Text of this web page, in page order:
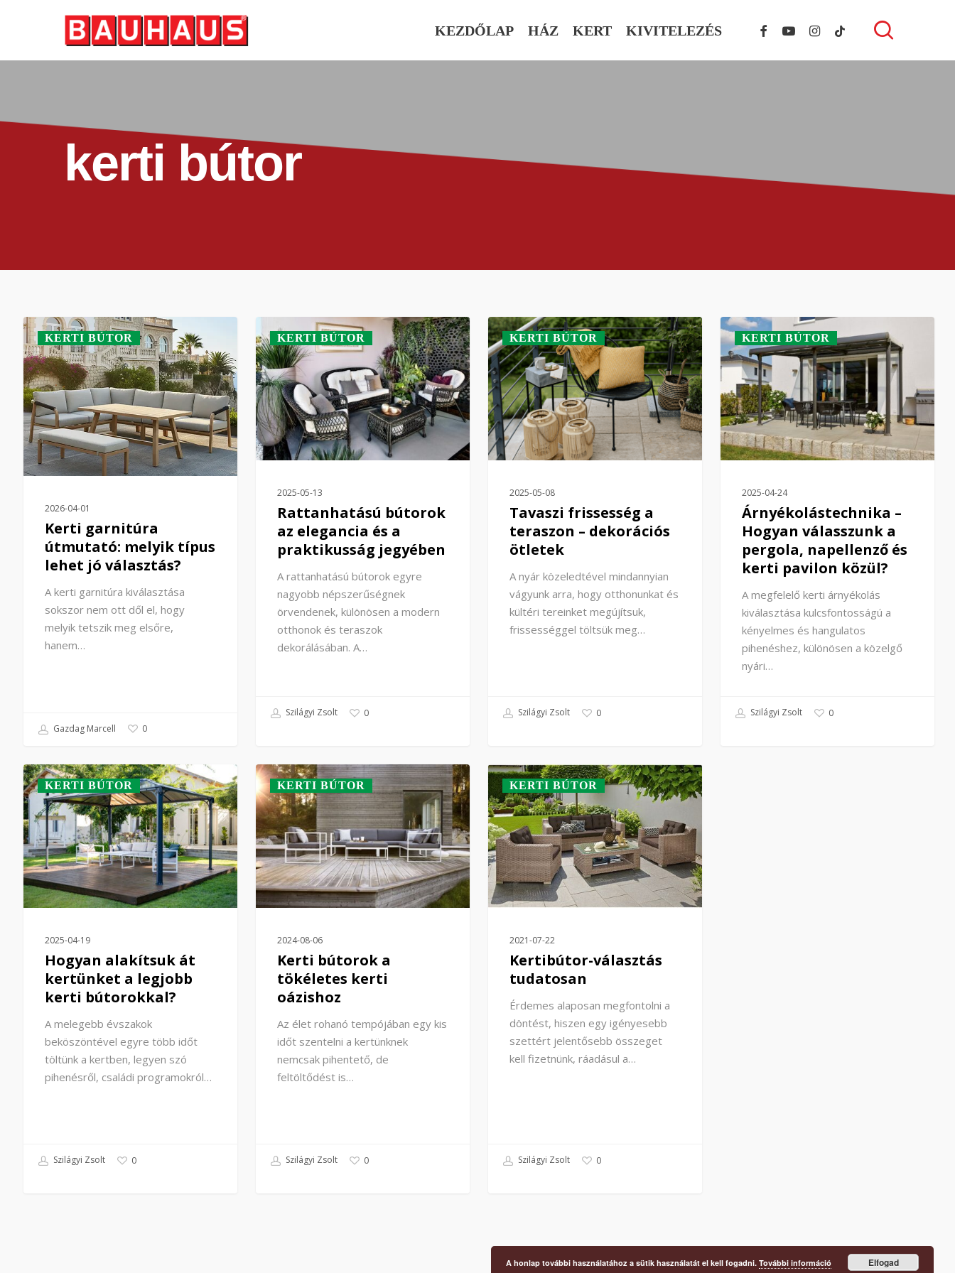
KEZDŐLAP HÁZ KERT KIVITELEZÉS FACEBOOK
YOUTUBE
INSTAGRAM
TIKTOK search
kerti bútor
KERTI BÚTOR
2026-04-01
Kerti garnitúra
útmutató: melyik típus
lehet jó választás?
A kerti garnitúra kiválasztása
sokszor nem ott dől el, hogy
melyik tetszik meg elsőre,
hanem…
Gazdag Marcell 0
KERTI BÚTOR
2025-05-13
Rattanhatású bútorok
az elegancia és a
praktikusság jegyében
A rattanhatású bútorok egyre
nagyobb népszerűségnek
örvendenek, különösen a modern
otthonok és teraszok
dekorálásában. A…
Szilágyi Zsolt 0
KERTI BÚTOR
2025-05-08
Tavaszi frissesség a
teraszon – dekorációs
ötletek
A nyár közeledtével mindannyian
vágyunk arra, hogy otthonunkat és
kültéri tereinket megújítsuk,
frissességgel töltsük meg…
Szilágyi Zsolt 0
KERTI BÚTOR
2025-04-24
Árnyékolástechnika –
Hogyan válasszunk a
pergola, napellenző és
kerti pavilon közül?
A megfelelő kerti árnyékolás
kiválasztása kulcsfontosságú a
kényelmes és hangulatos
pihenéshez, különösen a közelgő
nyári…
Szilágyi Zsolt 0
KERTI BÚTOR
2025-04-19
Hogyan alakítsuk át
kertünket a legjobb
kerti bútorokkal?
A melegebb évszakok
beköszöntével egyre több időt
töltünk a kertben, legyen szó
pihenésről, családi programokról…
Szilágyi Zsolt 0
KERTI BÚTOR
2024-08-06
Kerti bútorok a
tökéletes kerti
oázishoz
Az élet rohanó tempójában egy kis
időt szentelni a kertünknek
nemcsak pihentető, de
feltöltődést is…
Szilágyi Zsolt 0
KERTI BÚTOR
2021-07-22
Kertibútor-választás
tudatosan
Érdemes alaposan megfontolni a
döntést, hiszen egy igényesebb
szettért jelentősebb összeget
kell fizetnünk, ráadásul a…
Szilágyi Zsolt 0
A honlap további használatához a sütik használatát el kell fogadni. További információ Elfogad